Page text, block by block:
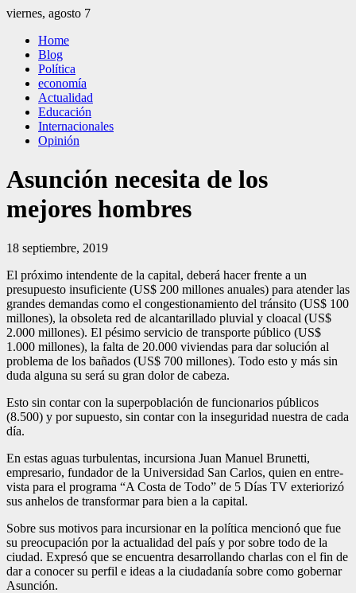
Saltar
contenido
viernes, agosto 7
El Independiente
El independiente Libre y Transparente
Home
Blog
Política
economía
Actualidad
Educación
Internacionales
Opinión
Asunción necesita de los
mejores hombres
18 septiembre, 2019
El próximo in­tendente de la capital, deberá hacer frente a un
presupuesto insufi­ciente (US$ 200 millones anuales) para atender las
grandes demandas como el congestionamiento del tránsito (US$ 100
millo­nes), la obsoleta red de alcantarillado pluvial y cloacal (US$
2.000 millo­nes). El pésimo servicio de transporte público (US$
1.000 millones), la falta de 20.000 viviendas para dar solución al
proble­ma de los bañados (US$ 700 millones). Todo esto y más sin
duda alguna su será su gran dolor de cabeza.
Esto sin contar con la su­perpoblación de funciona­rios públicos
(8.500) y por supuesto, sin contar con la inseguridad nuestra de cada
día.
En estas aguas turbulentas, incursiona Juan Manuel Brunetti,
empresario, fun­dador de la Universidad San Carlos, quien en entre­
vista para el programa “A Costa de Todo” de 5 Días TV exteriorizó
sus anhelos de transformar para bien a la capital.
Sobre sus motivos para incursionar en la política mencionó que fue
su preo­cupación por la actualidad del país y por sobre todo de la
ciudad. Expresó que se encuentra desarrollando charlas con el fin de
dar a conocer su perfil e ideas a la ciudadanía sobre como gobernar
Asunción.